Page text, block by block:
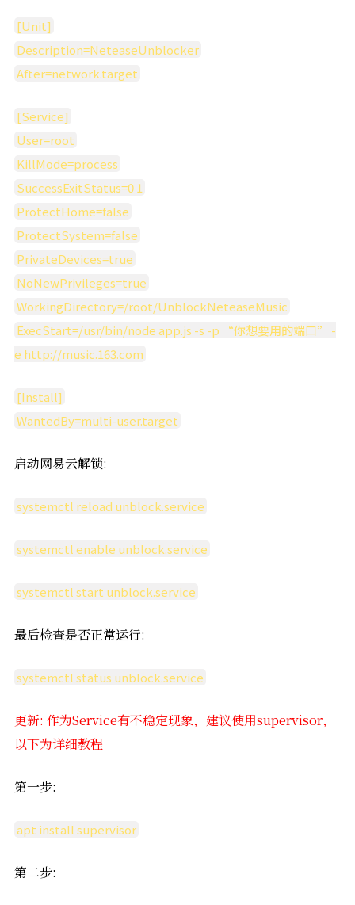
[Unit]
Description=NeteaseUnblocker
After=network.target
[Service]
User=root
KillMode=process
SuccessExitStatus=0 1
ProtectHome=false
ProtectSystem=false
PrivateDevices=true
NoNewPrivileges=true
WorkingDirectory=/root/UnblockNeteaseMusic
ExecStart=/usr/bin/node app.js -s -p “你想要用的端口” -
e http://music.163.com
[Install]
WantedBy=multi-user.target
启动网易云解锁:
systemctl reload unblock.service
systemctl enable unblock.service
systemctl start unblock.service
最后检查是否正常运行:
systemctl status unblock.service
更新: 作为Service有不稳定现象，建议使用supervisor，
以下为详细教程
第一步:
apt install supervisor
第二步: